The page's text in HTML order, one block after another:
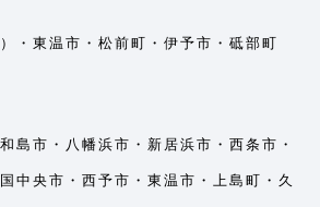
・東温市・松前町・伊予市・砥部町
島市・八幡浜市・新居浜市・西条市・
中央市・西予市・東温市・上島町・久